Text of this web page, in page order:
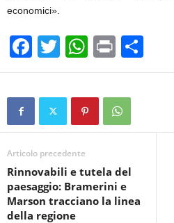
economici».
F
a
c
b
o
o
k
T
wi
tt
W
h
at
s
A
p
Pr
in
t
o
vi
Articolo precedente
Rinnovabili e tutela del
paesaggio: Bramerini e
Marson tracciano la linea
della regione